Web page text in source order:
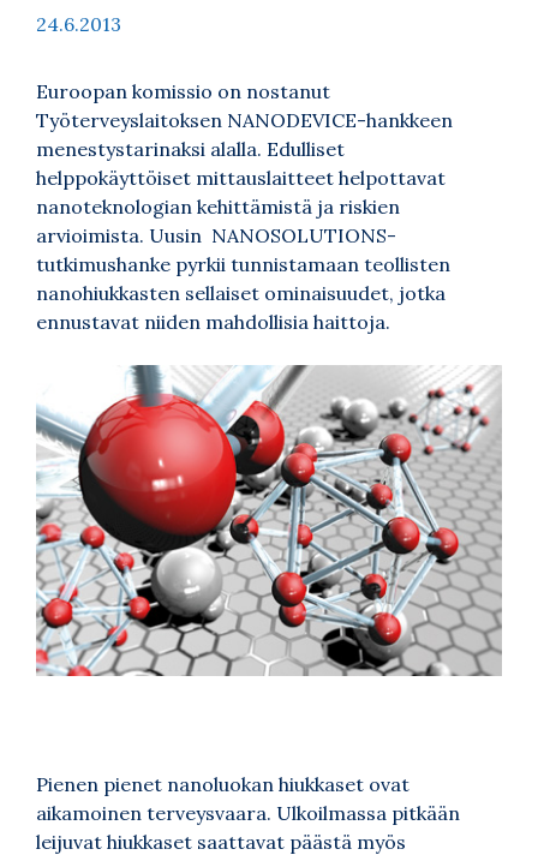
24.6.2013
Euroopan komissio on nostanut
Työterveyslaitoksen NANODEVICE-hankkeen
menestystarinaksi alalla. Edulliset
helppokäyttöiset mittauslaitteet helpottavat
nanoteknologian kehittämistä ja riskien
arvioimista. Uusin NANOSOLUTIONS-
tutkimushanke pyrkii tunnistamaan teollisten
nanohiukkasten sellaiset ominaisuudet, jotka
ennustavat niiden mahdollisia haittoja.
Pienen pienet nanoluokan hiukkaset ovat
aikamoinen terveysvaara. Ulkoilmassa pitkään
leijuvat hiukkaset saattavat päästä myös